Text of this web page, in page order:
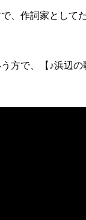
、作詞家として
方で、【♪浜辺の